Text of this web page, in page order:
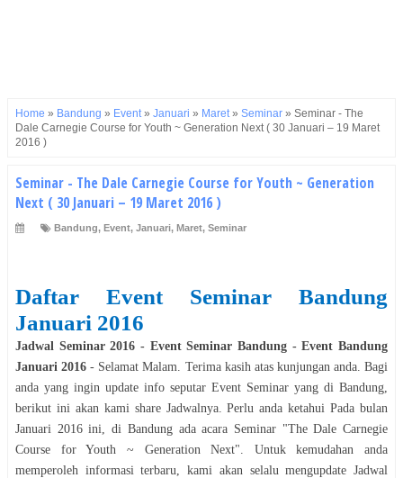
Home » Bandung » Event» Januari » Maret» Seminar » Seminar - The
Dale Carnegie Course for Youth ~ Generation Next ( 30 Januari – 19 Maret
2016 )
Seminar - The Dale Carnegie Course for Youth ~ Generation
Next ( 30 Januari – 19 Maret 2016 )
Bandung, Event, Januari, Maret, Seminar
Daftar Event Seminar
Bandung
Januari 2016
Jadwal Seminar 2016 - EventSeminar Bandung - EventBandung
Januari 2016 - SelamatMalam . Terima kasih atas kunjungan anda. Bagi
anda yang ingin update info seputar Event Seminar yang di Bandung
berikut ini akan kami share Jadwalnya. Perlu anda ketahui Pada bulan
Januari 2016ini, di Bandungada acara Seminar"The Dale Carnegie
Course for Youth ~ Generation Next". Untuk kemudahan anda
memperoleh informasi terbaru, kami akan selalu mengupdate Jadwal